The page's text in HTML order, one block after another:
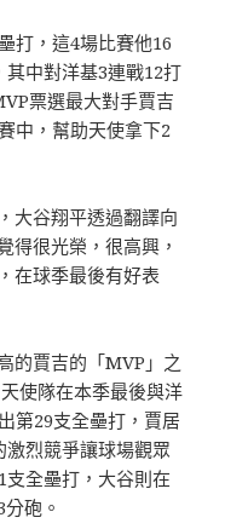
打，這4場比賽他16
中對洋基3連戰12打
票選最大對手賈吉
中，幫助天使拿下2
大谷翔平透過翻譯向
得很光榮，很高興，
在球季最後有好表
的賈吉的「MVP」之
使隊在本季最後與洋
第29支全壘打，賈居
烈競爭讓球場觀眾
全壘打，大谷則在
砲。